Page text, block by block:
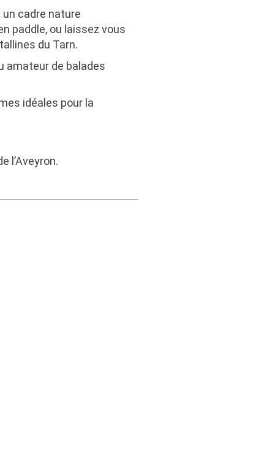
un cadre nature
paddle, ou laissez vous
du Tarn.
amateur de balades
idéales pour la
l’Aveyron.